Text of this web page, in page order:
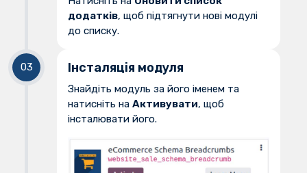
додатків, щоб підтягнути нові модулі
до списку.
Інсталяція модуля
Знайдіть модуль за його іменем та
натисніть на Активувати, щоб
інсталювати його.